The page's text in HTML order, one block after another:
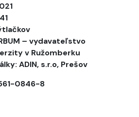
– vydavateľstvo
v Ružomberku
ADIN, s.r.o, Prešov
0846-8